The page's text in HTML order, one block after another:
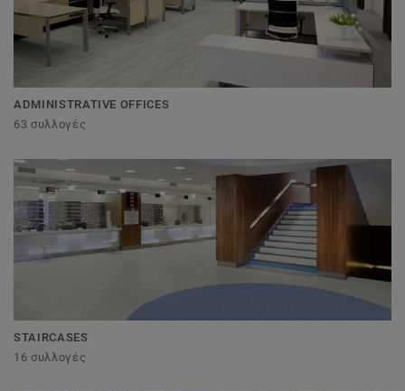
ADMINISTRATIVE OFFICES
63 συλλογές
STAIRCASES
16 συλλογές